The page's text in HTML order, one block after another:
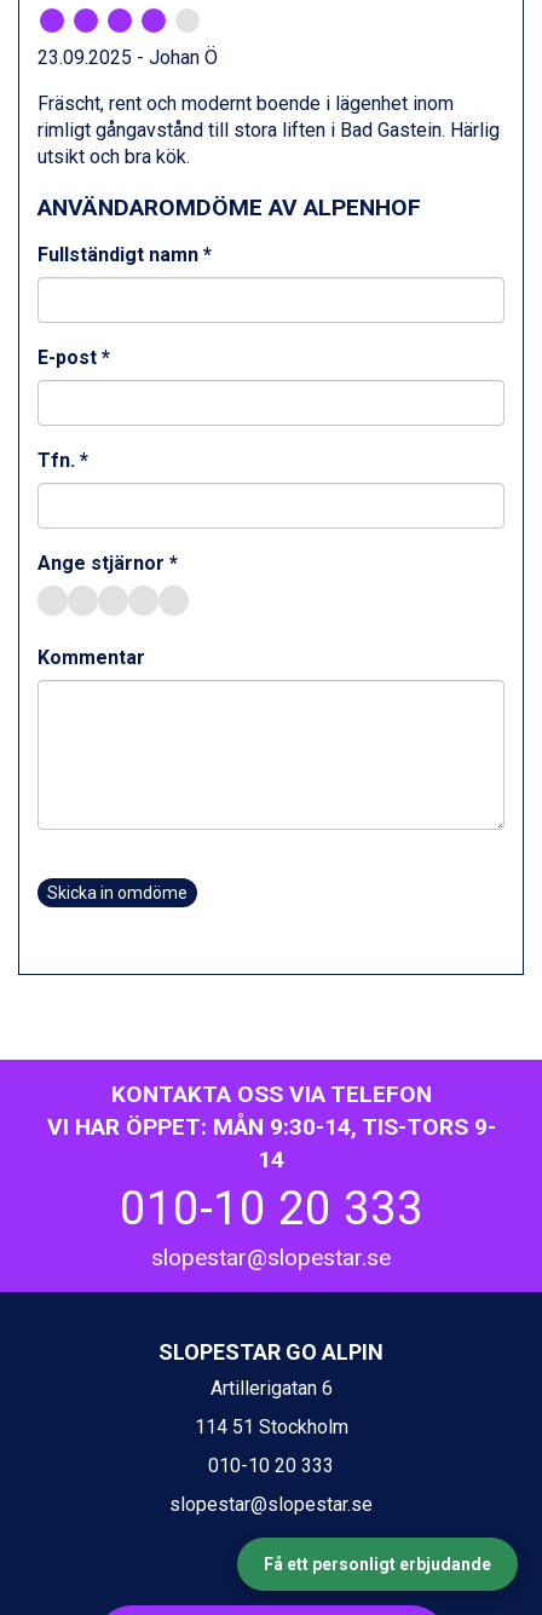
23.09.2025 - Johan Ö
Fräscht, rent och modernt boende i lägenhet inom
rimligt gångavstånd till stora liften i Bad Gastein. Härlig
utsikt och bra kök.
ANVÄNDAROMDÖME AV ALPENHOF
Fullständigt namn *
E-post *
Tfn. *
Ange stjärnor *
Kommentar
Skicka in omdöme
KONTAKTA OSS VIA TELEFON
VI HAR ÖPPET: MÅN 9:30-14, TIS-TORS 9-
14
010-10 20 333
slopestar@slopestar.se
SLOPESTAR GO ALPIN
Artillerigatan 6
114 51 Stockholm
010-10 20 333
slopestar@slopestar.se
Få ett personligt erbjudande